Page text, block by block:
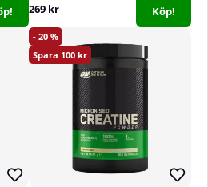
269 kr Köp!
20
100